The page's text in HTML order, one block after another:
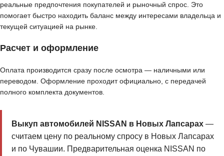
реальные предпочтения покупателей и рыночный спрос. Это
помогает быстро находить баланс между интересами владельца и
текущей ситуацией на рынке.
Расчет и оформление
Оплата производится сразу после осмотра — наличными или
переводом. Оформление проходит официально, с передачей
полного комплекта документов.
Выкуп автомобилей NISSAN в Новых Лапсарах—
считаем цену по реальному спросу в Новых Лапсарах
и по Чувашии. Предварительная оценка NISSAN по